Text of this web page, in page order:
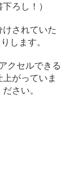
ろし！）
されていた
します。
クセルできる
がっていま
さい。